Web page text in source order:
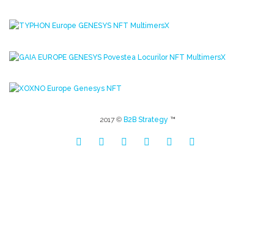
2017 © B2B Strategy ™